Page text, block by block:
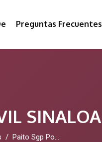
Preguntas Frecuentes
SINALOA
Paito Sgp Pools